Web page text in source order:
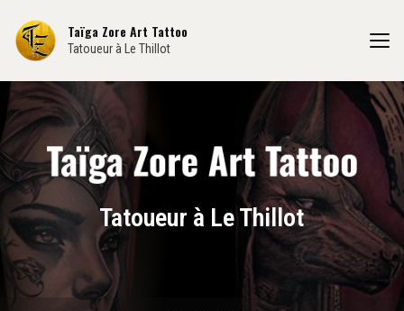
contenu
principal
Taïga Zore Art Tattoo
Tatoueur à Le Thillot
Tatoueur à Le Thillot